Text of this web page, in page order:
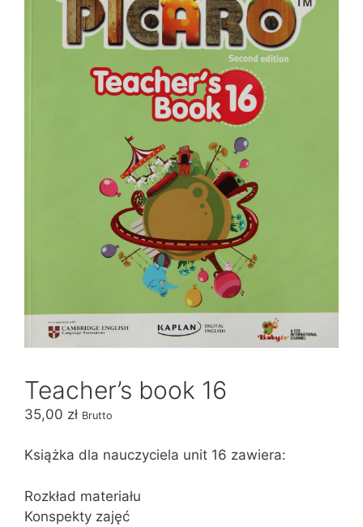
Teacher’s book 16
35,00 zł Brutto
Książka dla nauczyciela unit 16 zawiera:
Rozkład materiału
Konspekty zajęć